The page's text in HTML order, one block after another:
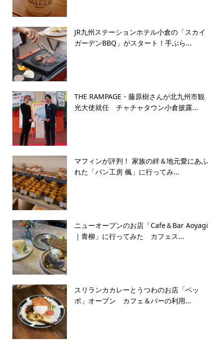
JR九州ステーションホテル小倉の「スカイ
ガーデンBBQ」がスタート！手ぶら...
THE RAMPAGE・藤原樹さんが北九州市観
光大使就任 チャチャタウン小倉披露...
マフィンが評判！ 家族の絆＆地元愛にあふ
れた「パン工房 楓」に行ってみ...
ニューオープンのお店「Cafe＆Bar Aoyagi
｜青柳」に行ってみた カフェス...
スリランカカレーとうつわのお店「ベッ
ポ」オープン カフェ＆バーの利用...